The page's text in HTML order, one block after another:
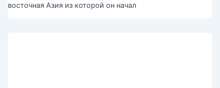
восточная Азия из которой он начал